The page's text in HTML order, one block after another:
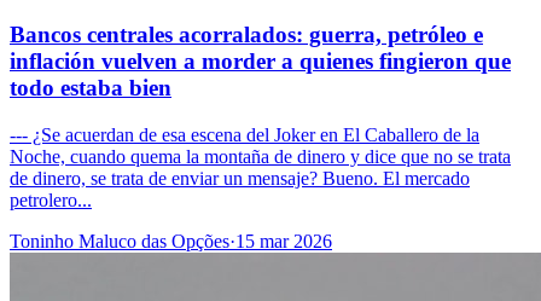
Bancos centrales acorralados: guerra, petróleo e
inflación vuelven a morder a quienes fingieron que
todo estaba bien
--- ¿Se acuerdan de esa escena del Joker en El Caballero de la
Noche, cuando quema la montaña de dinero y dice que no se trata
de dinero, se trata de enviar un mensaje? Bueno. El mercado
petrolero...
Toninho Maluco das Opções·15 mar 2026